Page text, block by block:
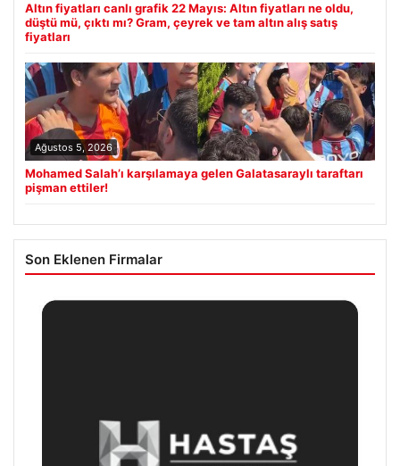
Altın fiyatları canlı grafik 22 Mayıs: Altın fiyatları ne oldu,
düştü mü, çıktı mı? Gram, çeyrek ve tam altın alış satış
fiyatları
Ağustos 5, 2026
Mohamed Salah’ı karşılamaya gelen Galatasaraylı taraftarı
pişman ettiler!
Son Eklenen Firmalar